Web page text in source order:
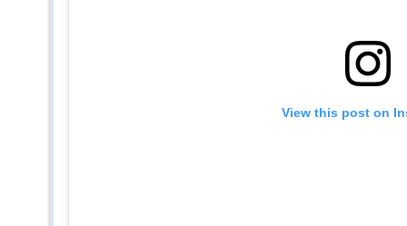
View this post on